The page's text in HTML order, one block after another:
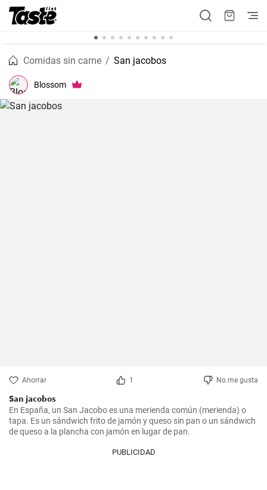
Comidas sin carne San jacobos
Blossom
Ahorrar 1 No me gusta
San jacobos
En España, un San Jacobo es una merienda común (merienda) o
tapa. Es un sándwich frito de jamón y queso sin pan o un sándwich
de queso a la plancha con jamón en lugar de pan.
PUBLICIDAD